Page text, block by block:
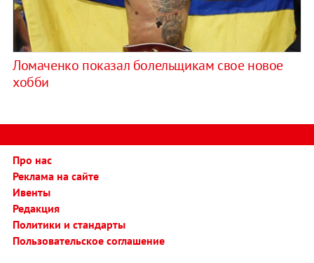
Ломаченко показал болельщикам свое новое
хобби
Про нас
Реклама на сайте
Ивенты
Редакция
Политики и стандарты
Пользовательское соглашение